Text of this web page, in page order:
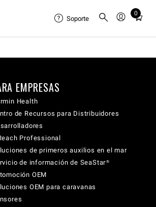
Soporte
0
Total
cart:
EMPRESAS
Health
de Recursos para Distribuidores
Professional
de primeros auxilios en el mar
de información de SeaStar®
OEM
OEM para caravanas